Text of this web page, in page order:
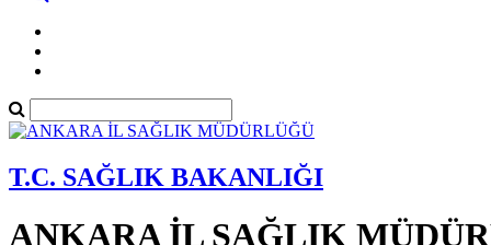
T.C. SAĞLIK BAKANLIĞI
ANKARA İL SAĞLIK